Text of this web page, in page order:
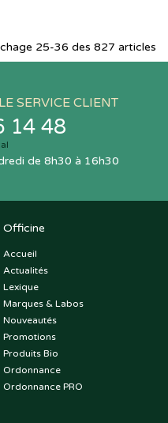
25-36 des 827 articles
SERVICE CLIENT
14 48
de 8h30 à 16h30
Officine
Accueil
Actualités
Lexique
Marques & Labos
Nouveautés
Promotions
Produits Bio
Ordonnance
Ordonnance PRO